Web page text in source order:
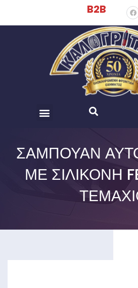
B2B
ΣΑΜΠΟΥΆΝ
ΜΕ ΣΙΛΙΚΌΝΗ